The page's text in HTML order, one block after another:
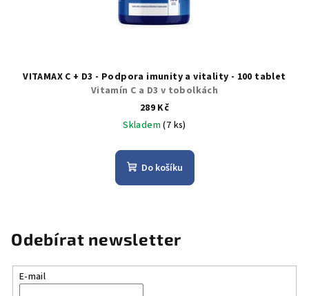
VITAMAX C + D3 - Podpora imunity a vitality - 100 tablet
Vitamín C a D3 v tobolkách
289 Kč
Skladem(7 ks)
Do košíku
Odebírat newsletter
E-mail